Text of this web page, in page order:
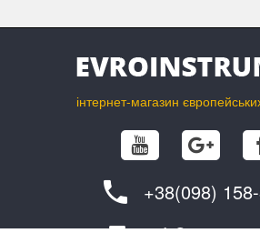
інтернет-магазин
+38(098)